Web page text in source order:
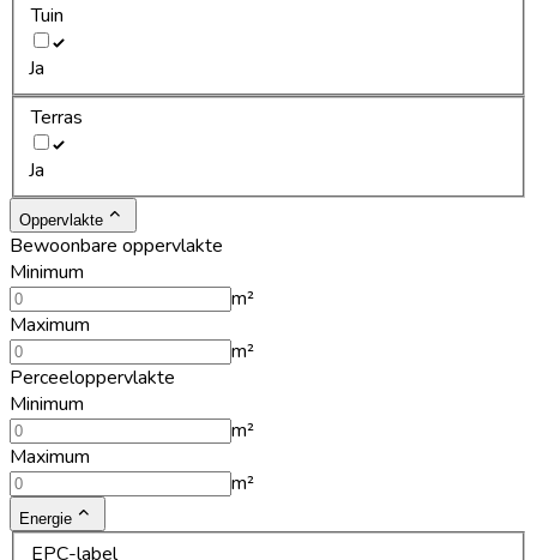
Tuin
Ja
Terras
Ja
Oppervlakte
Bewoonbare oppervlakte
Minimum
m²
Maximum
m²
Perceeloppervlakte
Minimum
m²
Maximum
m²
Energie
EPC-label